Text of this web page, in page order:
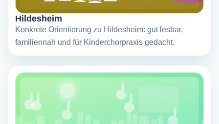
Hildesheim
Konkrete Orientierung zu Hildesheim: gut lesbar,
familiennah und für Kinderchorpraxis gedacht.